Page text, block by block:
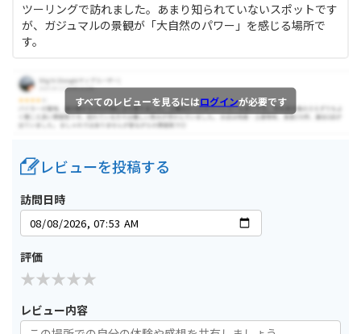
ツーリングで訪れました。あまり知られていないスポットです
が、ガジュマルの景観が「大自然のパワー」を感じる場所で
す。
すべてのレビューを見るにはログインが必要です
レビューを投稿する
訪問日時
評価
レビュー内容